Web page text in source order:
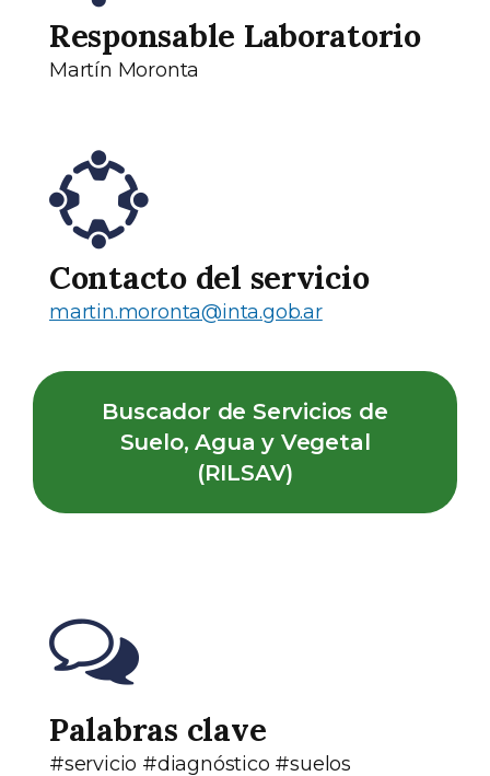
Responsable Laboratorio
Martín Moronta
Contacto del servicio
martin.moronta@inta.gob.ar
Buscador de Servicios de
Suelo, Agua y Vegetal
(RILSAV)
Palabras clave
#servicio #diagnóstico #suelos